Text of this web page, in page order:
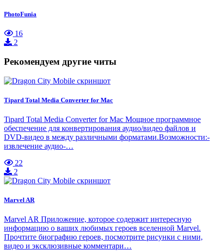
PhotoFunia
16
2
Рекомендуем другие читы
Tipard Total Media Converter for Mac
Tipard Total Media Converter for Mac Мощное программное
обеспечение для конвертирования аудио/видео файлов и
DVD-видео в между различными форматами.Возможности:-
извлечение аудио-…
22
2
Marvel AR
Marvel AR Приложение, которое содержит интересную
информацию о ваших любимых героев вселенной Marvel.
Прочтите биографию героев, посмотрите рисунки с ними,
видео и эксклюзивные комментари…